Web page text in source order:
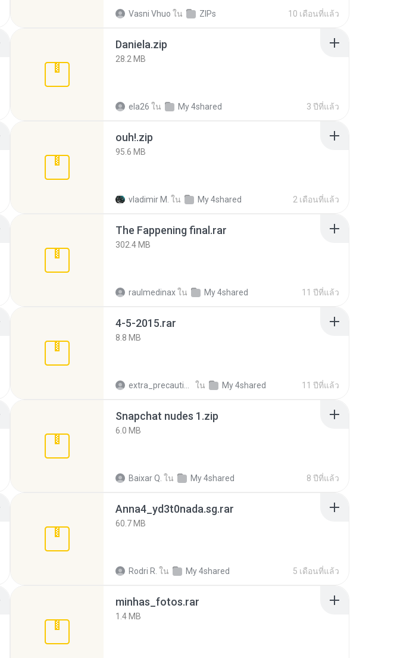
Vasni Vhuo ใน ZIPs 10 เดือนที่แล้ว
Daniela.zip
28.2 MB
ela26 ใน My 4shared 3 ปีที่แล้ว
ouh!.zip
95.6 MB
vladimir M. ใน My 4shared 2 เดือนที่แล้ว
The Fappening final.rar
302.4 MB
raulmedinaxใน My 4shared 11 ปีที่แล้ว
4-5-2015.rar
8.8 MB
ใน My 4shared 11 ปีที่แล้ว
Snapchat nudes 1.zip
6.0 MB
Baixar Q. ใน My 4shared 8 ปีที่แล้ว
Anna4_yd3t0nada.sg.rar
60.7 MB
Rodri R. ใน My 4shared 5 เดือนที่แล้ว
minhas_fotos.rar
1.4 MB